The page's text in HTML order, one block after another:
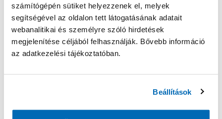
számítógépén sütiket helyezzenek el, melyek
segítségével az oldalon tett látogatásának adatait
webanalitikai és személyre szóló hirdetések
megjelenítése céljából felhasználják. Bővebb információ
az adatkezelési tájékoztatóban.
Beállítások